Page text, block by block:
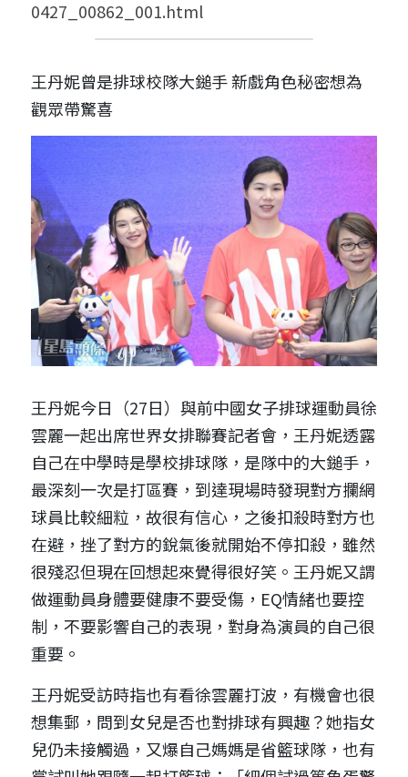
0427_00862_001.html
王丹妮曾是排球校隊大鎚手 新戲角色秘密想為
觀眾帶驚喜
王丹妮今日（27日）與前中國女子排球運動員徐
雲麗一起出席世界女排聯賽記者會，王丹妮透露
自己在中學時是學校排球隊，是隊中的大鎚手，
最深刻一次是打區賽，到達現場時發現對方攔網
球員比較細粒，故很有信心，之後扣殺時對方也
在避，挫了對方的銳氣後就開始不停扣殺，雖然
很殘忍但現在回想起來覺得很好笑。王丹妮又謂
做運動員身體要健康不要受傷，EQ情緒也要控
制，不要影響自己的表現，對身為演員的自己很
重要。
王丹妮受訪時指也有看徐雲麗打波，有機會也很
想集郵，問到女兒是否也對排球有興趣？她指女
兒仍未接觸過，又爆自己媽媽是省籃球隊，也有